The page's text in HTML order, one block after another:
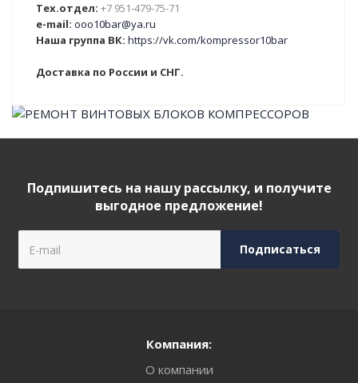
Тех.отдел: +7 951-479-75-71
e-mail: ooo10bar@ya.ru
Наша группа ВК: https://vk.com/kompressor10bar
Доставка по России и СНГ.
Подпишитесь на нашу рассылку, и получите
выгодное предложение!
Компания:
О компании